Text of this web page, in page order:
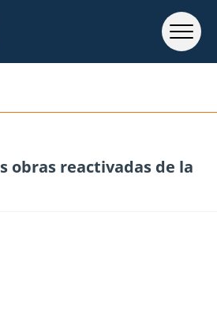
obras reactivadas de la